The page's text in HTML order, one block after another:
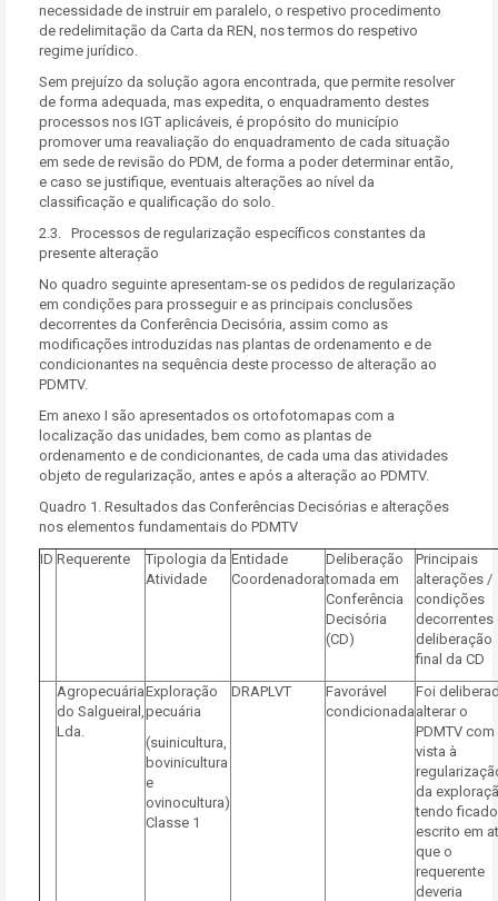
necessidade de instruir em paralelo, o respetivo procedimento
de redelimitação da Carta da REN, nos termos do respetivo
regime jurídico.
Sem prejuízo da solução agora encontrada, que permite resolver
de forma adequada, mas expedita, o enquadramento destes
processos nos IGT aplicáveis, é propósito do município
promover uma reavaliação do enquadramento de cada situação
em sede de revisão do PDM, de forma a poder determinar então,
e caso se justifique, eventuais alterações ao nível da
classificação e qualificação do solo.
2.3. Processos de regularização específicos constantes da
presente alteração
No quadro seguinte apresentam-se os pedidos de regularização
em condições para prosseguir e as principais conclusões
decorrentes da Conferência Decisória, assim como as
modificações introduzidas nas plantas de ordenamento e de
condicionantes na sequência deste processo de alteração ao
PDMTV.
Em anexo I são apresentados os ortofotomapas com a
localização das unidades, bem como as plantas de
ordenamento e de condicionantes, de cada uma das atividades
objeto de regularização, antes e após a alteração ao PDMTV.
Quadro 1. Resultados das Conferências Decisórias e alterações
nos elementos fundamentais do PDMTV
ID Requerente
Tipologia da
Atividade
Entidade
Coordenadora
Deliberação
tomada em
Conferência
Decisória
(CD)
Principais
alterações /
condições
decorrentes
deliberação
final da CD
Agropecuária
do Salgueiral,
Lda.
Exploração
pecuária
(suinicultura,
bovinicultura
e
ovinocultura)
Classe 1
DRAPLVT
Favorável
condicionada
Foi
alterar o
PDMTV com
vista à
da
tendo ficado
escrito em
que o
requerente
deveria